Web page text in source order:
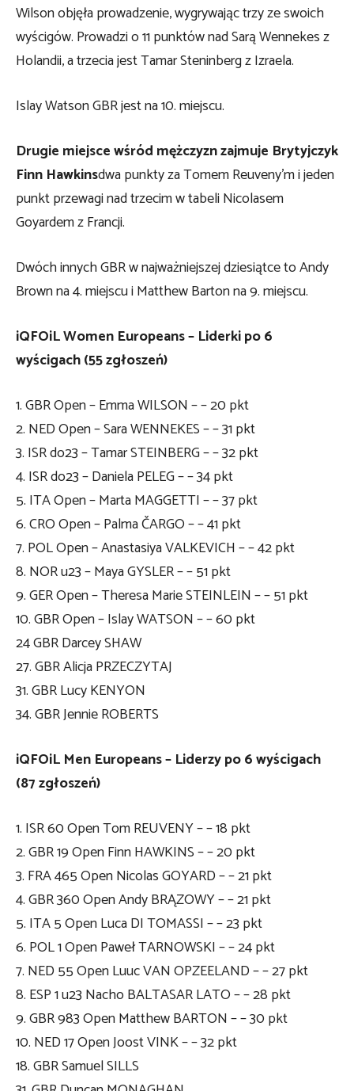
Wilson objęła prowadzenie, wygrywając trzy ze swoich
wyścigów. Prowadzi o 11 punktów nad Sarą Wennekes z
Holandii, a trzecia jest Tamar Steninberg z Izraela.
Islay Watson GBR jest na 10. miejscu.
Drugie miejsce wśród mężczyzn zajmuje Brytyjczyk
Finn Hawkinsdwa punkty za Tomem Reuveny’m i jeden
punkt przewagi nad trzecim w tabeli Nicolasem
Goyardem z Francji.
Dwóch innych GBR w najważniejszej dziesiątce to Andy
Brown na 4. miejscu i Matthew Barton na 9. miejscu.
iQFOiL Women Europeans – Liderki po 6
wyścigach (55 zgłoszeń)
1. GBR Open – Emma WILSON – – 20 pkt
2. NED Open – Sara WENNEKES – – 31 pkt
3. ISR do23 – Tamar STEINBERG – – 32 pkt
4. ISR do23 – Daniela PELEG – – 34 pkt
5. ITA Open – Marta MAGGETTI – – 37 pkt
6. CRO Open – Palma ČARGO – – 41 pkt
7. POL Open – Anastasiya VALKEVICH – – 42 pkt
8. NOR u23 – Maya GYSLER – – 51 pkt
9. GER Open – Theresa Marie STEINLEIN – – 51 pkt
10. GBR Open – Islay WATSON – – 60 pkt
24 GBR Darcey SHAW
27. GBR Alicja PRZECZYTAJ
31. GBR Lucy KENYON
34. GBR Jennie ROBERTS
iQFOiL Men Europeans – Liderzy po 6 wyścigach
(87 zgłoszeń)
1. ISR 60 Open Tom REUVENY – – 18 pkt
2. GBR 19 Open Finn HAWKINS – – 20 pkt
3. FRA 465 Open Nicolas GOYARD – – 21 pkt
4. GBR 360 Open Andy BRĄZOWY – – 21 pkt
5. ITA 5 Open Luca DI TOMASSI – – 23 pkt
6. POL 1 Open Paweł TARNOWSKI – – 24 pkt
7. NED 55 Open Luuc VAN OPZEELAND – – 27 pkt
8. ESP 1 u23 Nacho BALTASAR LATO – – 28 pkt
9. GBR 983 Open Matthew BARTON – – 30 pkt
10. NED 17 Open Joost VINK – – 32 pkt
18. GBR Samuel SILLS